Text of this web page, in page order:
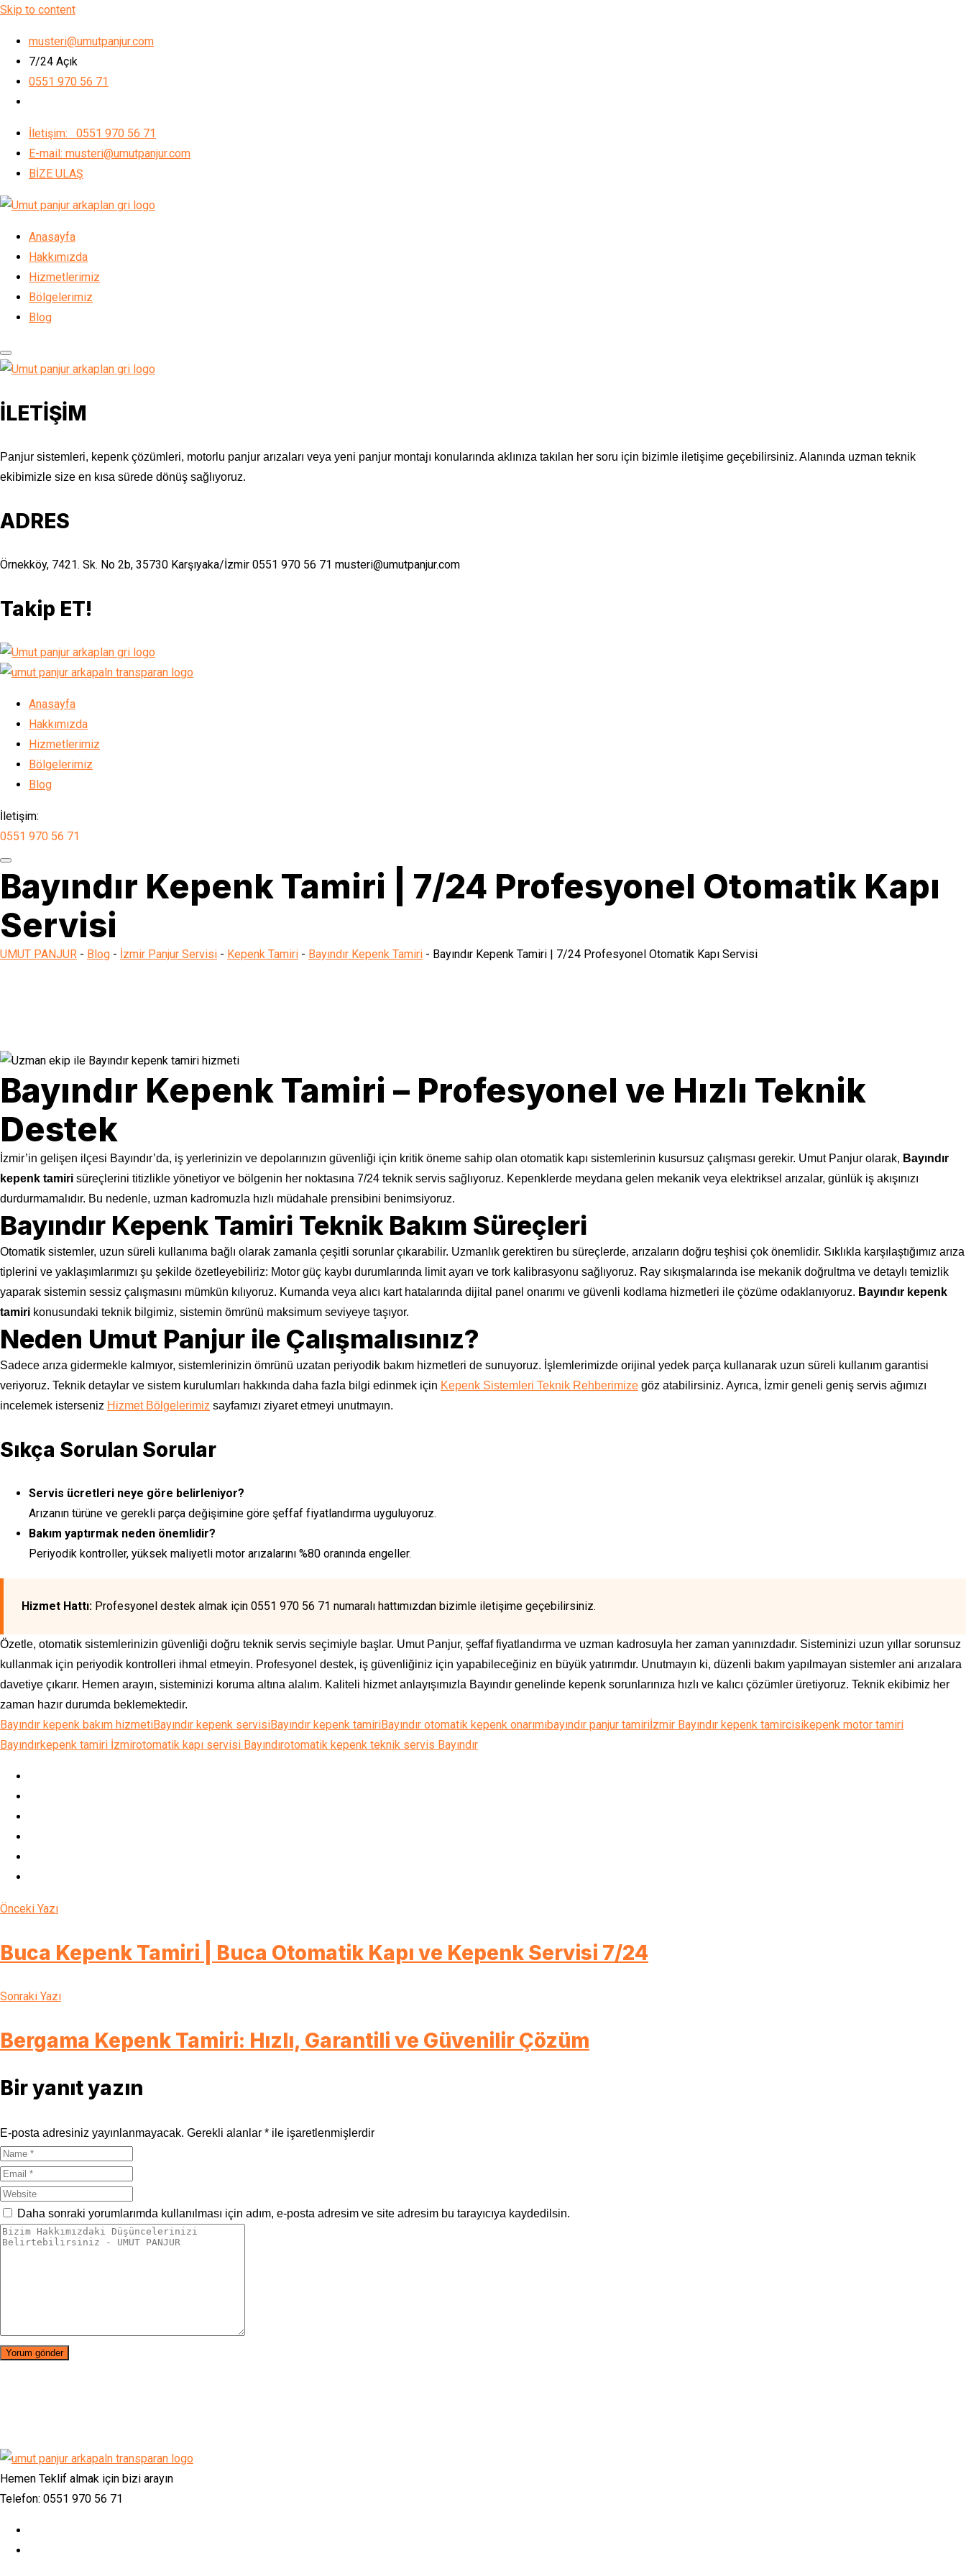
Skip to content
musteri@umutpanjur.com
7/24 Açık
0551 970 56 71
İletişim: 0551 970 56 71
E-mail: musteri@umutpanjur.com
BİZE ULAŞ
Anasayfa
Hakkımızda
Hizmetlerimiz
Bölgelerimiz
Blog
İLETİŞİM
Panjur sistemleri, kepenk çözümleri, motorlu panjur arızaları veya yeni panjur montajı konularında aklınıza takılan her soru için bizimle iletişime geçebilirsiniz. Alanında uzman teknik
ekibimizle size en kısa sürede dönüş sağlıyoruz.
ADRES
Örnekköy, 7421. Sk. No 2b, 35730 Karşıyaka/İzmir 0551 970 56 71 musteri@umutpanjur.com
Takip ET!
Anasayfa
Hakkımızda
Hizmetlerimiz
Bölgelerimiz
Blog
İletişim:
0551 970 56 71
Bayındır Kepenk Tamiri | 7/24 Profesyonel Otomatik Kapı
Servisi
UMUT PANJUR - Blog - İzmir Panjur Servisi - Kepenk Tamiri - Bayındır Kepenk Tamiri - Bayındır Kepenk Tamiri | 7/24 Profesyonel Otomatik Kapı Servisi
Bayındır Kepenk Tamiri – Profesyonel ve Hızlı Teknik
Destek
İzmir’in gelişen ilçesi Bayındır’da, iş yerlerinizin ve depolarınızın güvenliği için kritik öneme sahip olan otomatik kapı sistemlerinin kusursuz çalışması gerekir. Umut Panjur olarak, Bayındır
kepenk tamiri süreçlerini titizlikle yönetiyor ve bölgenin her noktasına 7/24 teknik servis sağlıyoruz. Kepenklerde meydana gelen mekanik veya elektriksel arızalar, günlük iş akışınızı
durdurmamalıdır. Bu nedenle, uzman kadromuzla hızlı müdahale prensibini benimsiyoruz.
Bayındır Kepenk Tamiri Teknik Bakım Süreçleri
Otomatik sistemler, uzun süreli kullanıma bağlı olarak zamanla çeşitli sorunlar çıkarabilir. Uzmanlık gerektiren bu süreçlerde, arızaların doğru teşhisi çok önemlidir. Sıklıkla karşılaştığımız arıza
tiplerini ve yaklaşımlarımızı şu şekilde özetleyebiliriz: Motor güç kaybı durumlarında limit ayarı ve tork kalibrasyonu sağlıyoruz. Ray sıkışmalarında ise mekanik doğrultma ve detaylı temizlik
yaparak sistemin sessiz çalışmasını mümkün kılıyoruz. Kumanda veya alıcı kart hatalarında dijital panel onarımı ve güvenli kodlama hizmetleri ile çözüme odaklanıyoruz. Bayındır kepenk
tamiri konusundaki teknik bilgimiz, sistemin ömrünü maksimum seviyeye taşıyor.
Neden Umut Panjur ile Çalışmalısınız?
Sadece arıza gidermekle kalmıyor, sistemlerinizin ömrünü uzatan periyodik bakım hizmetleri de sunuyoruz. İşlemlerimizde orijinal yedek parça kullanarak uzun süreli kullanım garantisi
veriyoruz. Teknik detaylar ve sistem kurulumları hakkında daha fazla bilgi edinmek için Kepenk Sistemleri Teknik Rehberimize göz atabilirsiniz. Ayrıca, İzmir geneli geniş servis ağımızı
incelemek isterseniz Hizmet Bölgelerimiz sayfamızı ziyaret etmeyi unutmayın.
Sıkça Sorulan Sorular
Servis ücretleri neye göre belirleniyor?
Arızanın türüne ve gerekli parça değişimine göre şeffaf fiyatlandırma uyguluyoruz.
Bakım yaptırmak neden önemlidir?
Periyodik kontroller, yüksek maliyetli motor arızalarını %80 oranında engeller.
Hizmet Hattı: Profesyonel destek almak için 0551 970 56 71 numaralı hattımızdan bizimle iletişime geçebilirsiniz.
Özetle, otomatik sistemlerinizin güvenliği doğru teknik servis seçimiyle başlar. Umut Panjur, şeffaf fiyatlandırma ve uzman kadrosuyla her zaman yanınızdadır. Sisteminizi uzun yıllar sorunsuz
kullanmak için periyodik kontrolleri ihmal etmeyin. Profesyonel destek, iş güvenliğiniz için yapabileceğiniz en büyük yatırımdır. Unutmayın ki, düzenli bakım yapılmayan sistemler ani arızalara
davetiye çıkarır. Hemen arayın, sisteminizi koruma altına alalım. Kaliteli hizmet anlayışımızla Bayındır genelinde kepenk sorunlarınıza hızlı ve kalıcı çözümler üretiyoruz. Teknik ekibimiz her
zaman hazır durumda beklemektedir.
Bayındır kepenk bakım hizmetiBayındır kepenk servisiBayındır kepenk tamiriBayındır otomatik kepenk onarımıbayındır panjur tamiriİzmir Bayındır kepenk tamircisikepenk motor tamiri
Bayındırkepenk tamiri İzmirotomatik kapı servisi Bayındırotomatik kepenk teknik servis Bayındır
Önceki Yazı
Buca Kepenk Tamiri | Buca Otomatik Kapı ve Kepenk Servisi 7/24
Sonraki Yazı
Bergama Kepenk Tamiri: Hızlı, Garantili ve Güvenilir Çözüm
Bir yanıt yazın
E-posta adresiniz yayınlanmayacak. Gerekli alanlar * ile işaretlenmişlerdir
Daha sonraki yorumlarımda kullanılması için adım, e-posta adresim ve site adresim bu tarayıcıya kaydedilsin.
Hemen Teklif almak için bizi arayın
Telefon: 0551 970 56 71